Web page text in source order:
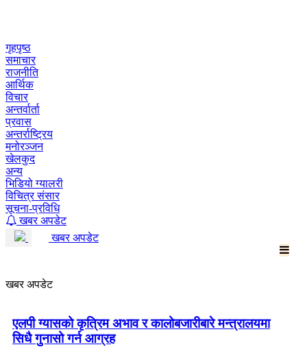
गृहपृष्ठ
समाचार
राजनीति
आर्थिक
विचार
अन्तर्वार्ता
प्रवास
अन्तर्राष्ट्रिय
मनोरञ्जन
खेलकुद
अन्य
भिडियो ग्यालरी
विचित्र संसार
सूचना-प्रविधि
खबर अपडेट
खबर अपडेट
खबर अपडेट
एलपी ग्यासको कृत्रिम अभाव र कालोबजारीबारे मन्त्रालयमा
सिधै गुनासो गर्न आग्रह